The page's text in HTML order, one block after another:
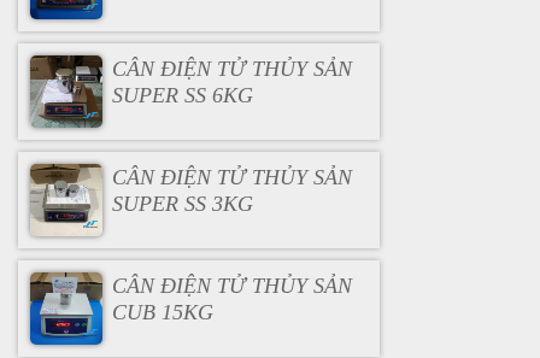
CÂN ĐIỆN TỬ THỦY SẢN
SUPER SS 6KG
CÂN ĐIỆN TỬ THỦY SẢN
SUPER SS 3KG
CÂN ĐIỆN TỬ THỦY SẢN
CUB 15KG